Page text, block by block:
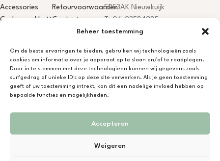
Beheer toestemming
Om de beste ervaringen te bieden, gebruiken wij technologieën zoals
cookies om informatie over je apparaat op te slaan en/of te raadplegen.
Door in te stemmen met deze technologieën kunnen wij gegevens zoals
surfgedrag of unieke ID's op deze site verwerken. Als je geen toestemming
geeft of uw toestemming intrekt, kan dit een nadelige invloed hebben op
bepaalde functies en mogelijkheden.
Accepteren
Weigeren
Accessories
Cadeaupakketten
Retourvoorwaarden
Contact
5253AK Nieuwkuijk
T: 06-23584285
E:info@dhoortje.nl
BTW:
NL001785467B84
IBAN:NL75KNAB0406694044
Dhoortje Atelier is open, je bent
welkom! Niet aanwezig? App/bel
Ontwerp & Ontwikkeling doorNovinem Mediain opdracht van
Janneke Heetkamp